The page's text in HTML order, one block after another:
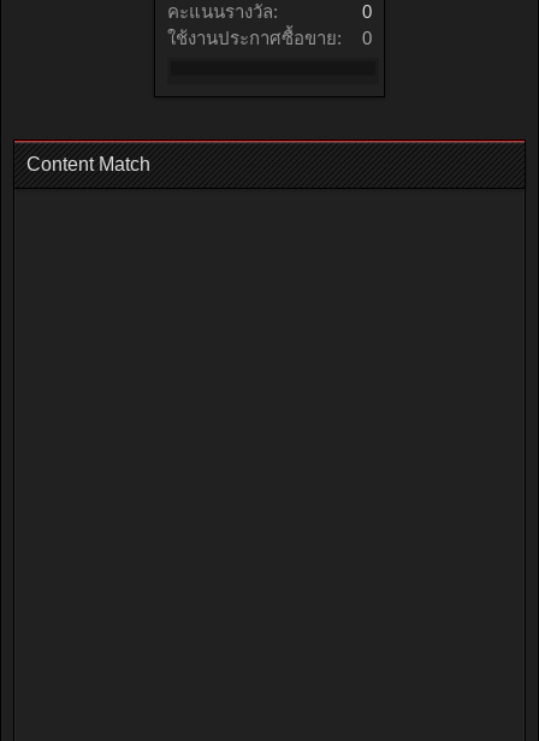
คะแนนรางวัล:
0
ใช้งานประกาศซื้อขาย:
0
Content Match